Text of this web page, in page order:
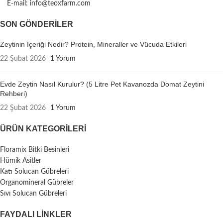
E-mail: info@teoxfarm.com
SON GÖNDERILER
Zeytinin İçeriği Nedir? Protein, Mineraller ve Vücuda Etkileri
22 Şubat 2026 1 Yorum
Evde Zeytin Nasıl Kurulur? (5 Litre Pet Kavanozda Domat Zeytini
Rehberi)
22 Şubat 2026 1 Yorum
ÜRÜN KATEGORILERI
Floramix Bitki Besinleri
Hümik Asitler
Katı Solucan Gübreleri
Organomineral Gübreler
Sıvı Solucan Gübreleri
FAYDALI LİNKLER